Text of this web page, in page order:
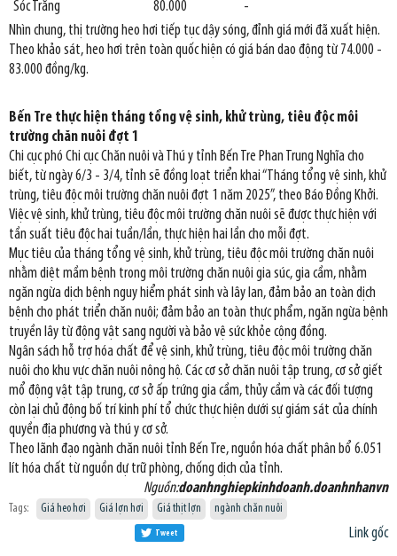
Sóc Trăng 80.000
-
Nhìn chung, thị trường heo hơi tiếp tục dậy sóng, đỉnh giá mới đã xuất hiện.
Theo khảo sát, heo hơi trên toàn quốc hiện có giá bán dao động từ 74.000 -
83.000 đồng/kg.
Bến Tre thực hiện tháng tổng vệ sinh, khử trùng, tiêu độc môi
trường chăn nuôi đợt 1
Chi cục phó Chi cục Chăn nuôi và Thú y tỉnh Bến Tre Phan Trung Nghĩa cho
biết, từ ngày 6/3 - 3/4, tỉnh sẽ đồng loạt triển khai “Tháng tổng vệ sinh, khử
trùng, tiêu độc môi trường chăn nuôi đợt 1 năm 2025”, theo Báo Đồng Khởi.
Việc vệ sinh, khử trùng, tiêu độc môi trường chăn nuôi sẽ được thực hiện với
tần suất tiêu độc hai tuần/lần, thực hiện hai lần cho mỗi đợt.
Mục tiêu của tháng tổng vệ sinh, khử trùng, tiêu độc môi trường chăn nuôi
nhằm diệt mầm bệnh trong môi trường chăn nuôi gia súc, gia cầm, nhằm
ngăn ngừa dịch bệnh nguy hiểm phát sinh và lây lan, đảm bảo an toàn dịch
bệnh cho phát triển chăn nuôi; đảm bảo an toàn thực phẩm, ngăn ngừa bệnh
truyền lây từ động vật sang người và bảo vệ sức khỏe cộng đồng.
Ngân sách hỗ trợ hóa chất để vệ sinh, khử trùng, tiêu độc môi trường chăn
nuôi cho khu vực chăn nuôi nông hộ. Các cơ sở chăn nuôi tập trung, cơ sở giết
mổ động vật tập trung, cơ sở ấp trứng gia cầm, thủy cầm và các đối tượng
còn lại chủ động bố trí kinh phí tổ chức thực hiện dưới sự giám sát của chính
quyền địa phương và thú y cơ sở.
Theo lãnh đạo ngành chăn nuôi tỉnh Bến Tre, nguồn hóa chất phân bổ 6.051
lít hóa chất từ nguồn dự trữ phòng, chống dịch của tỉnh.
Nguồn:doanhnghiepkinhdoanh.doanhnhanvn
Tags: Giá heo hơi Giá lợn hơi Giá thịt lợn ngành chăn nuôi
Link gốc
Tweet